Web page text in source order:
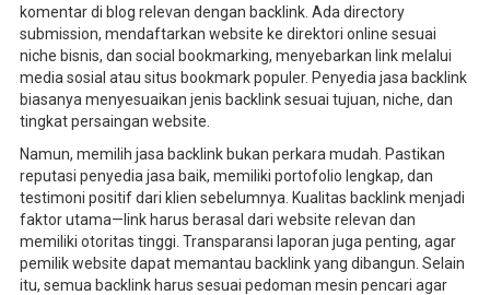
komentar di blog relevan dengan backlink. Ada directory
submission, mendaftarkan website ke direktori online sesuai
niche bisnis, dan social bookmarking, menyebarkan link melalui
media sosial atau situs bookmark populer. Penyedia jasa backlink
biasanya menyesuaikan jenis backlink sesuai tujuan, niche, dan
tingkat persaingan website.
Namun, memilih jasa backlink bukan perkara mudah. Pastikan
reputasi penyedia jasa baik, memiliki portofolio lengkap, dan
testimoni positif dari klien sebelumnya. Kualitas backlink menjadi
faktor utama—link harus berasal dari website relevan dan
memiliki otoritas tinggi. Transparansi laporan juga penting, agar
pemilik website dapat memantau backlink yang dibangun. Selain
itu, semua backlink harus sesuai pedoman mesin pencari agar